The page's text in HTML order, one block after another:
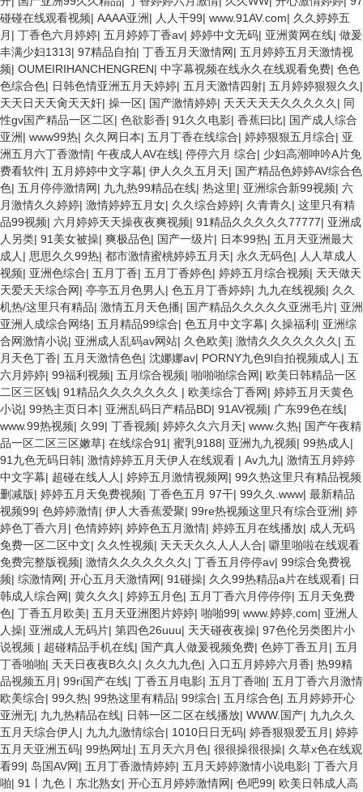
碰碰在线观看视频| AAAA亚洲| 人人干99| www.91AV.com| 久久婷婷五
月 | 丁香色六月婷婷| 五月婷婷丁香av| 婷婷中文无码| 亚洲黄网在线| 做爰
丰满少妇1313| 97精品自拍| 丁香五月天激情网| 五月婷婷五月天激情视
频| OUMEIRIHANCHENGREN| 中字幕视频在线永久在线观看免费| 色色
色综合色| 日韩色情亚洲五月天婷婷| 五月天激情四射| 五月婷婷狠狠久久 |
天天日天天肏天天奸| 操一区| 国产激情婷婷| 天天天天天久久久久久 | 同
性gv国产精品一区二区| 色欲影香| 91久久电影| 香蕉曰比| 国产成人综合
亚洲| www99热| 久久网日本| 五月丁香在线综合| 婷婷狠狠五月综合| 亚
洲五月六丁香激情| 午夜成人AV在线| 停停六月 综合| 少妇高潮呻吟A片免
费看软件| 五月婷婷中文字幕| 伊人久久五月天| 国产精品色婷婷AV综合色
色| 五月停停激情网| 九九热99精品在线| 热这里| 亚洲综合新99视频| 六
月激情久久婷婷| 激情婷婷五月女| 久久综合婷婷| 久青青久 | 这里只有精
品99视频| 六月婷婷天天操夜夜爽视频| 91精品久久久久久77777| 亚洲成
人另类| 91美女被操| 爽极品色| 国产一级片| 日本99热| 五月天亚洲最大
成人 | 思思久久99热| 都市激情蜜桃婷婷五月天| 永久无码色| 人人草成人
视频| 亚洲色综合| 五月丁香| 五月丁香婷色| 婷婷五月综合视频| 天天做天
天爱天天综合网| 亭亭五月色男人 | 色五月丁香婷婷| 九九在线视频| 久久
机热/这里只有精品| 激情五月天色播| 国产精品久久久久久亚洲毛片| 亚洲
亚洲人成综合网络| 五月精品99综合| 色五月中文字幕| 久操福利| 亚洲综
合网激情小说| 亚洲成人乱码av网站| 久色欧美| 激情久久久久久久久 | 五
月天色丁香| 五月天激情色色| 沈娜娜av| PORNY九色9l自拍视频成人 | 五
六月婷婷| 99福利视频| 五月综合视频| 啪啪啪综合网| 欧美日韩精品一区
二区三区钱| 91精品久久久久久久久 | 欧美综合丁香网| 婷婷五月天黄色
小说| 99热主页日本| 亚洲乱码日产精品BD| 91AV视频| 广东99色在线|
www.99热视频| 久99| 丁香视频| 婷婷久久六月天| www.久热| 国产午夜精
品一区二区三区嫩草| 在线综合91 | 蜜乳9188| 亚洲九九视频| 99热成人 |
91九色无码日韩| 激情婷婷五月天伊人在线观看 | Av九九| 激情五月婷婷
中文字幕| 超碰在线人人 | 婷婷五月激情视频网| 99久热这里只有精品视频
删减版| 婷婷五月天免费视频| 丁香色五月 97干| 99久久.www| 最新精品
视频99| 色婷婷激情| 伊人大香蕉爱聚| 99re热视频这里只有综合亚洲| 婷
婷色丁香六月 | 色情婷婷| 婷婷色五月激情| 婷婷五月在线播放| 成人无码
免费一区二区中文| 久久性视频| 天天天久久人人人合| 噼里啪啦在线观看
免费完整版视频| 激情久久久久久久久 | 丁香五月停停av| 99综合免费视
频| 综激情网| 开心五月天激情网| 91碰操| 久久99热精品a片在线观看| 日
韩成人综合网| 黄久久久 | 婷婷五月色| 五月丁香六月停停停| 五月天免费
色| 丁香五月欧美| 五月天亚洲图片婷婷| 啪啪99| www.婷婷,com| 亚洲人
人操| 亚洲成人无码片| 第四色26uuu| 天天碰夜夜操| 97色伦另类图片小
说视频 | 超碰精品手机在线| 国产真人做爰视频免费| 色婷丁香五月 | 五月
丁香啪啪| 天天日夜夜B久久 | 久久九九色| 入口五月婷婷六月香| 热99精
品视频五月 | 99ri国产在线| 丁香五月电影| 五月丁香啪| 五月丁香六月激情
欧美综合| 99久热| 99热这里有精品| 99综合| 五月综合色| 五月婷婷开心
亚洲无| 九九热精品在线| 日韩一区二区在线播放| WWW.国产| 九九久久
五月天综合伊人 | 九九九激情综合| 1010日日无码| 婷香狠狠爱五月 | 婷婷
五月天亚洲五码| 99热网址| 五月天六月色| 很很操很很操| 久草x色在线观
看99| 岛国AV网| 五月丁香激情婷婷| 五月天婷婷激情小说电影| 丁香六月
啪| 91丨九色丨东北熟女| 开心五月婷婷激情网| 色吧99| 欧美日韩成人高